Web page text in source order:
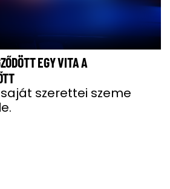
EGY VITA A
szerettei szeme